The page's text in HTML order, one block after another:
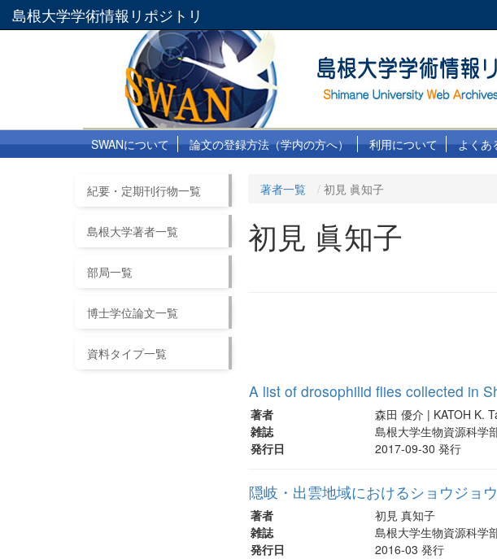
島根大学学術情報リポジトリ
SWANについて 論文の登録方法（学内の方へ） 利用について よくあ
紀要・定期刊行物一覧
島根大学著者一覧
部局一覧
博士学位論文一覧
資料タイプ一覧
著者一覧 初見 眞知子
初見 眞知子
A list of drosophilid flies collected in
著者
森田 優介 | KATOH K.
雑誌
島根大学生物資源科学
発行日
2017-09-30 発行
隠岐・出雲地域におけるショウジョ
著者
初見 真知子
雑誌
島根大学生物資源科学
発行日
2016-03 発行